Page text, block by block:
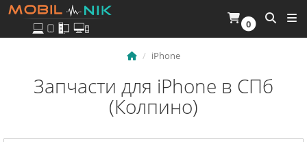
0
iPhone
Запчасти для iPhone в СПб
(Колпино)